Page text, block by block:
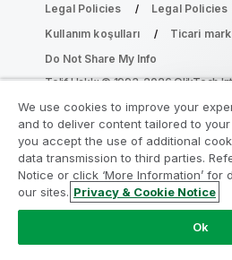
Legal Policies
Legal Policies
Kullanım koşulları
Ticari
Do Not Share My Info
Telif Hakkı © 1993-2026 QlikTech
Analiz Modernleştirme
Analiz Modernleştirme Programı
uygulamalarınızı ödün
ulaşmak
We use cookies to improve your
and to deliver content tailored to your
you accept the use of additional
data transmission to third parties.
Notice or click ‘More Information’ for
our sites. Privacy & Cookie Notice
Ok